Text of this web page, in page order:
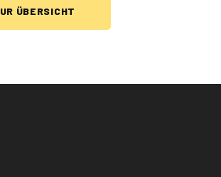
ÜBERSICHT